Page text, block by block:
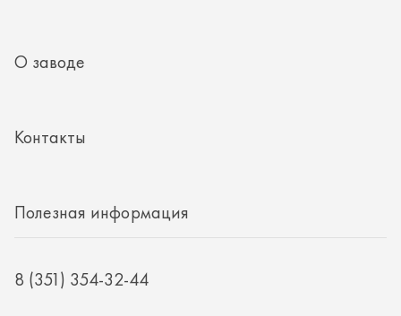
8 (351) 354-32-44
ИНН 7415101168
ОГРН 1187456037768